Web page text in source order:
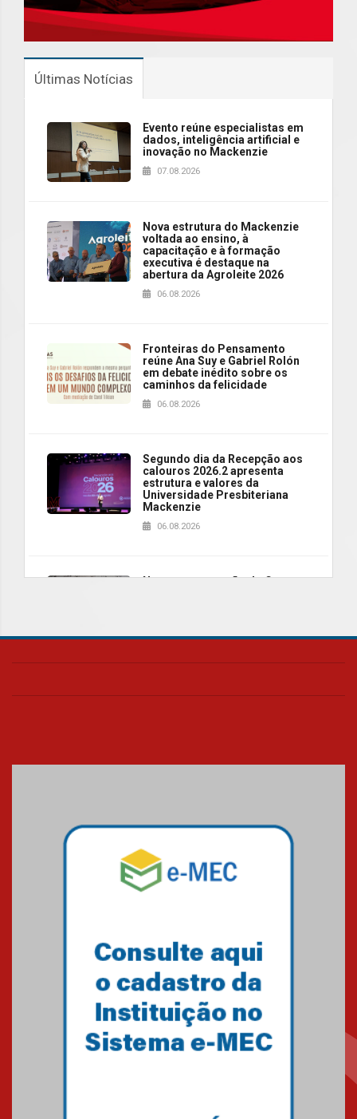
Últimas Notícias
Evento reúne especialistas em
dados, inteligência artificial e
inovação no Mackenzie
07.08.2026
Nova estrutura do Mackenzie
voltada ao ensino, à
capacitação e à formação
executiva é destaque na
abertura da Agroleite 2026
06.08.2026
Fronteiras do Pensamento
reúne Ana Suy e Gabriel Rolón
em debate inédito sobre os
caminhos da felicidade
06.08.2026
Segundo dia da Recepção aos
calouros 2026.2 apresenta
estrutura e valores da
Universidade Presbiteriana
Mackenzie
06.08.2026
Nova apresentação do Centro
realizará nova edição da Feira
04.08.2026
Mackenzie recepciona os
calouros do segundo semestre
Como o Colégio Mackenzie
Brasília prepara seus
estudantes para o PAS antes
mesmo do Ensino Médio